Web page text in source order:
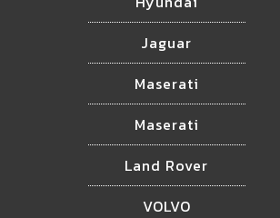
Jaguar
Maserati
Maserati
Land Rover
VOLVO